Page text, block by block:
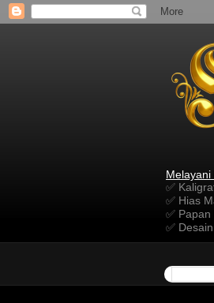
Melayani
✅
✅ Hias
✅ Papan
✅ Desain